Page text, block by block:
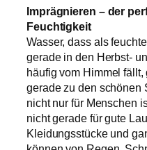
Imprägnieren – der
Feuchtigkeit
Wasser, dass als
gerade in den Herbst-
häufig vom Himmel
gerade zu den schönen
nicht nur für Menschen
nicht gerade für gute
Kleidungsstücke und